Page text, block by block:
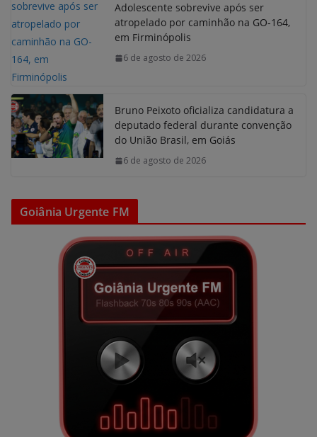
Adolescente sobrevive após ser
atropelado por caminhão na GO-164,
em Firminópolis
6 de agosto de 2026
Bruno Peixoto oficializa candidatura a
deputado federal durante convenção
do União Brasil, em Goiás
6 de agosto de 2026
Goiânia Urgente FM